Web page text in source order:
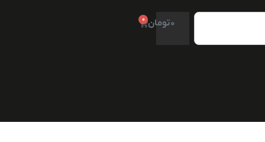
0تومان 0